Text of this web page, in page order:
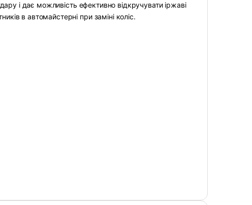
і дає можливість ефективно відкручувати іржаві
в автомайстерні при заміні коліс.